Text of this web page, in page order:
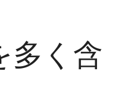
多く含